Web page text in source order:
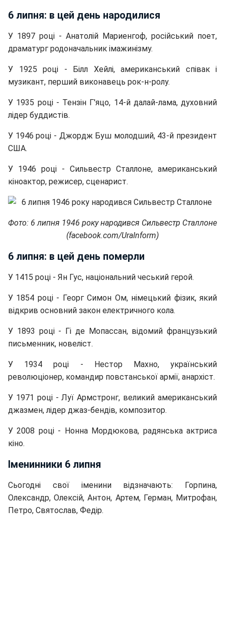
6 липня: в цей день народилися
У 1897 році - Анатолій Мариенгоф, російський поет,
драматург родоначальник імажинізму.
У 1925 році - Білл Хейлі, американський співак і
музикант, перший виконавець рок-н-ролу.
У 1935 році - Тензін Г'яцо, 14-й далай-лама, духовний
лідер буддистів.
У 1946 році - Джордж Буш молодший, 43-й президент
США.
У 1946 році - Сильвестр Сталлоне, американський
кіноактор, режисер, сценарист.
Фото: 6 липня 1946 року народився Сильвестр Сталлоне
(facebook.com/UraInform)
6 липня: в цей день померли
У 1415 році - Ян Гус, національний чеський герой.
У 1854 році - Георг Симон Ом, німецький фізик, який
відкрив основний закон електричного кола.
У 1893 році - Гі де Мопассан, відомий французький
письменник, новеліст.
У 1934 році - Нестор Махно, український
революціонер, командир повстанської армії, анархіст.
У 1971 році - Луї Армстронг, великий американський
джазмен, лідер джаз-бендів, композитор.
У 2008 році - Нонна Мордюкова, радянська актриса
кіно.
Іменинники 6 липня
Сьогодні свої іменини відзначають: Горпина,
Олександр, Олексій, Антон, Артем, Герман, Митрофан,
Петро, ​​Святослав, Федір.